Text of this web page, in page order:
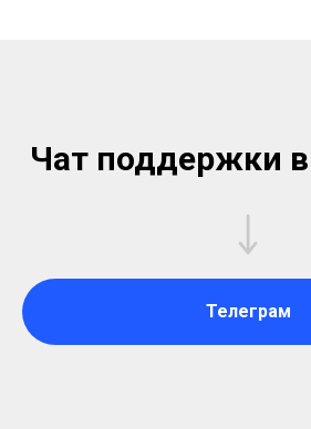
Чат поддержки
Телеграм